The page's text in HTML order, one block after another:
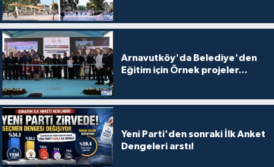
Arnavutköy'da Belediye'den
Eğitim için Örnek projeler...
Yeni Parti'den sonraki İlk Anket
Dengeleri arstı!